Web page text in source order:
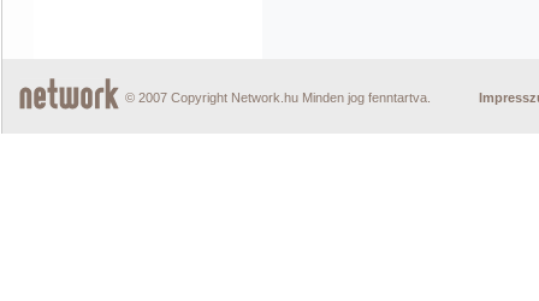
© 2007 Copyright Network.hu Minden jog fenntartva.